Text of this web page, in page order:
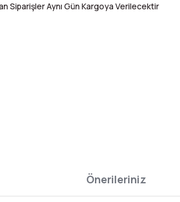
Siparişler Aynı Gün Kargoya Verilecektir
Önerileriniz